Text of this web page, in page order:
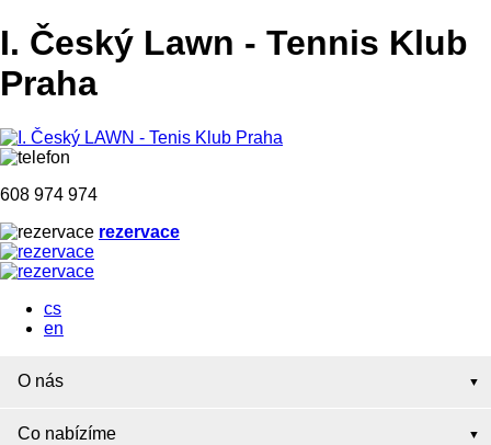
I. Český Lawn - Tennis Klub
Praha
608 974 974
rezervace
cs
en
O nás
Co nabízíme